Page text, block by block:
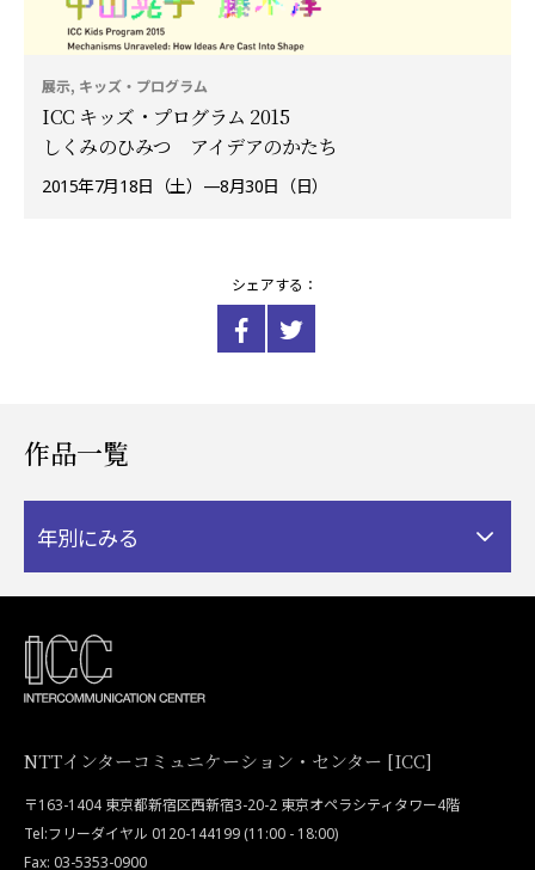
展示, キッズ・プログラム
ICC キッズ・プログラム 2015
しくみのひみつ アイデアのかたち
2015年7月18日（土）—8月30日（日）
シェアする：
作品一覧
年別にみる
NTTインターコミュニケーション・センター [ICC]
〒163-1404 東京都新宿区西新宿3-20-2 東京オペラシティタワー4階
Tel:フリーダイヤル 0120-144199 (11:00 - 18:00)
Fax: 03-5353-0900